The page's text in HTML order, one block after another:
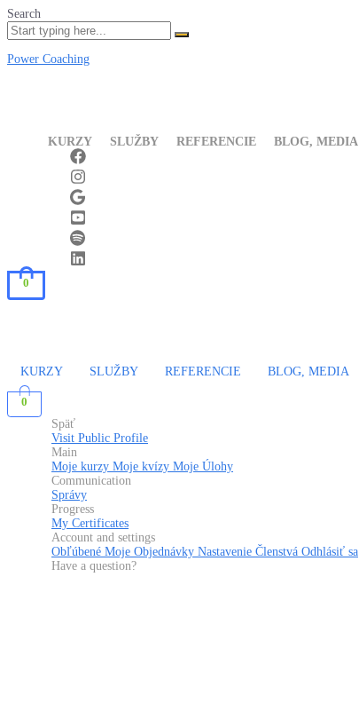
Search
Power Coaching
KURZY SLUŽBY REFERENCIE BLOG, MEDIA
0
KURZY SLUŽBY REFERENCIE BLOG, MEDIA
0
Späť
Visit Public Profile
Main
Moje kurzy Moje kvízy Moje Úlohy
Communication
Správy
Progress
My Certificates
Account and settings
Obľúbené Moje Objednávky Nastavenie Členstvá Odhlásiť sa
Have a question?